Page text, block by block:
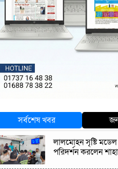
সর্বশেষ খবর
লালমোহন সৃষ্টি
পরিদর্শন করলেন